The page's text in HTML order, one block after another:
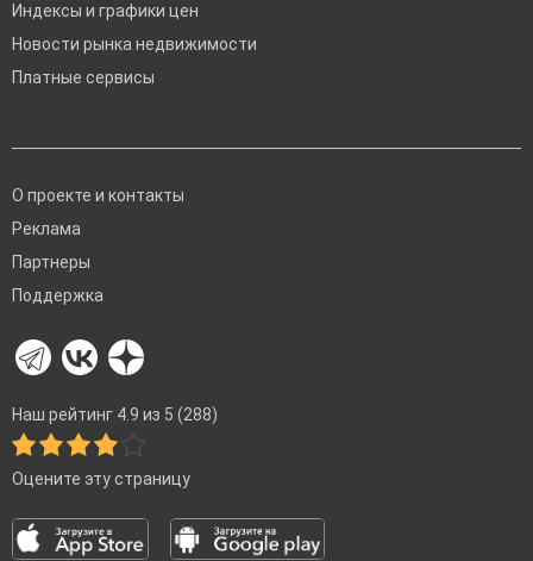
Индексы и графики цен
Новости рынка недвижимости
Платные сервисы
О проекте и контакты
Реклама
Партнеры
Поддержка
Наш рейтинг 4.9 из 5 (288)
Оцените эту страницу